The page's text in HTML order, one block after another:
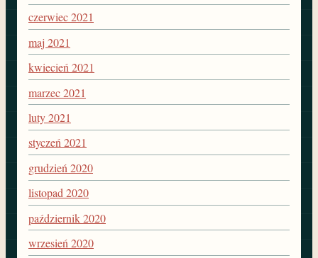
czerwiec 2021
maj 2021
kwiecień 2021
marzec 2021
luty 2021
styczeń 2021
grudzień 2020
listopad 2020
październik 2020
wrzesień 2020